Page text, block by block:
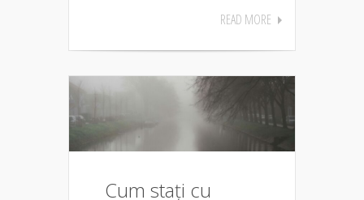
READ MORE
Cum stați cu